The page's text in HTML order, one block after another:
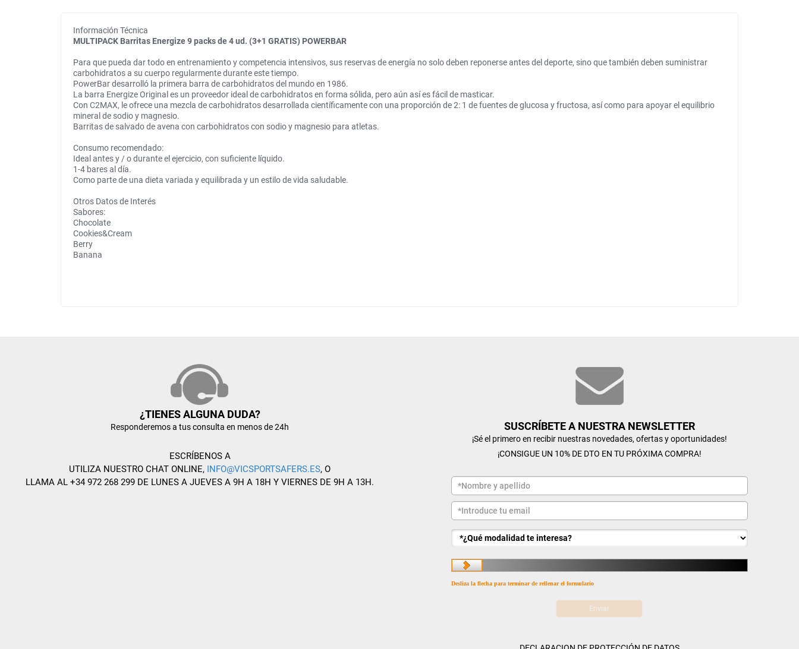
Información Técnica
MULTIPACK Barritas Energize 9 packs de 4 ud. (3+1 GRATIS) POWERBAR
Para que pueda dar todo en entrenamiento y competencia intensivos, sus reservas de energía no solo deben reponerse antes del deporte, sino que también deben suministrar
carbohidratos a su cuerpo regularmente durante este tiempo.
PowerBar desarrolló la primera barra de carbohidratos del mundo en 1986.
La barra Energize Original es un proveedor ideal de carbohidratos en forma sólida, pero aún así es fácil de masticar.
Con C2MAX, le ofrece una mezcla de carbohidratos desarrollada científicamente con una proporción de 2: 1 de fuentes de glucosa y fructosa, así como para apoyar el equilibrio
mineral de sodio y magnesio.
Barritas de salvado de avena con carbohidratos con sodio y magnesio para atletas.
Consumo recomendado:
Ideal antes y / o durante el ejercicio, con suficiente líquido.
1-4 bares al día.
Como parte de una dieta variada y equilibrada y un estilo de vida saludable.
Otros Datos de Interés
Sabores:
Chocolate
Cookies&Cream
Berry
Banana
¿TIENES ALGUNA DUDA?
Responderemos a tus consulta en menos de 24h
ESCRÍBENOS A
UTILIZA NUESTRO CHAT ONLINE, INFO@VICSPORTSAFERS.ES, O
LLAMA AL +34 972 268 299 DE LUNES A JUEVES A 9H A 18H Y VIERNES DE 9H A 13H.
SUSCRÍBETE A NUESTRA NEWSLETTER
¡Sé el primero en recibir nuestras novedades, ofertas y oportunidades!
¡CONSIGUE UN 10% DE DTO EN TU PRÓXIMA COMPRA!
Desliza la flecha para terminar de rellenar el formulario